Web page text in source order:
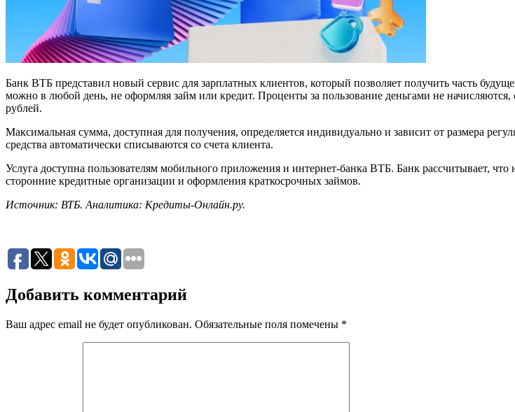
Банк ВТБ представил новый сервис для зарплатных клиентов, который позволяет получить часть
можно в любой день, не оформляя займ или кредит. Проценты за пользование деньгами не
рублей.
Максимальная сумма, доступная для получения, определяется индивидуально и зависит от размера
средства автоматически списываются со счета клиента.
Услуга доступна пользователям мобильного приложения и интернет-банка ВТБ. Банк рассчитывает,
сторонние кредитные организации и оформления краткосрочных займов.
Источник: ВТБ. Аналитика: Кредиты-Онлайн.ру.
Добавить комментарий
Ваш адрес email не будет опубликован. Обязательные поля помечены *